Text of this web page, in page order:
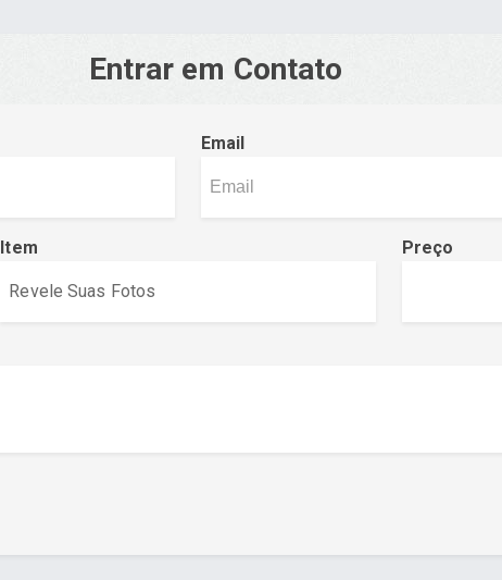
Entrar em Contato
Email
Item Preço